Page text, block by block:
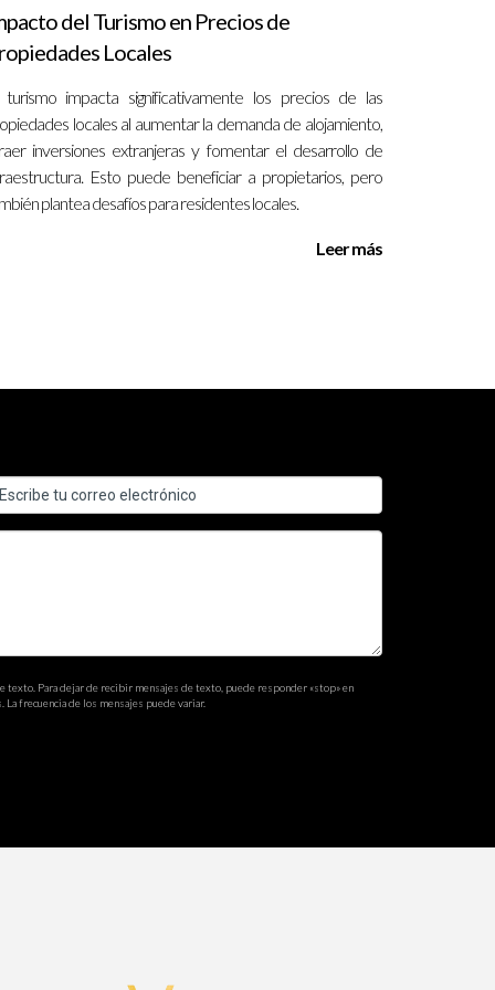
para implementar cambios en la cultura de
tener un impacto directo en la retención.
sino también el compromiso y la satisfacción
potenciando su éxito en un mercado
y se mantenga, fomentando así una cultura
A través de la implementación de políticas
que también asegurará la longevidad y el
permanecen en sus puestos más de
de trabajo tóxico y la falta de
un ambiente inclusivo, realizar encuestas de
y formación de nuevos agentes, y afectar
del Turismo en Precios de
Locales
turismo impacta significativamente los precios de las
locales al aumentar la demanda de alojamiento,
inversiones extranjeras y fomentar el desarrollo de
Esto puede beneficiar a propietarios, pero
plantea desafíos para residentes locales.
Leer más
texto. Para dejar de recibir mensajes de texto, puede responder «stop» en
frecuencia de los mensajes puede variar.